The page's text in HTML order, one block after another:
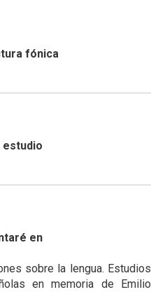
fónica
estudio
en
sobre la lengua. Estudios
en memoria de Emilio